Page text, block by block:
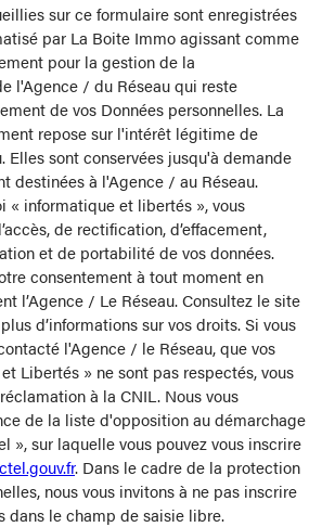
sur ce formulaire sont enregistrées
par La Boite Immo agissant comme
pour la gestion de la
l'Agence / du Réseau qui reste
de vos Données personnelles. La
repose sur l'intérêt légitime de
Elles sont conservées jusqu'à demande
destinées à l'Agence / au Réseau.
« informatique et libertés », vous
de rectification, d’effacement,
et de portabilité de vos données.
consentement à tout moment en
l’Agence / Le Réseau. Consultez le site
d’informations sur vos droits. Si vous
l'Agence / le Réseau, que vos
Libertés » ne sont pas respectés, vous
à la CNIL. Nous vous
de la liste d'opposition au démarchage
», sur laquelle vous pouvez vous inscrire
. Dans le cadre de la protection
nous vous invitons à ne pas inscrire
dans le champ de saisie libre.